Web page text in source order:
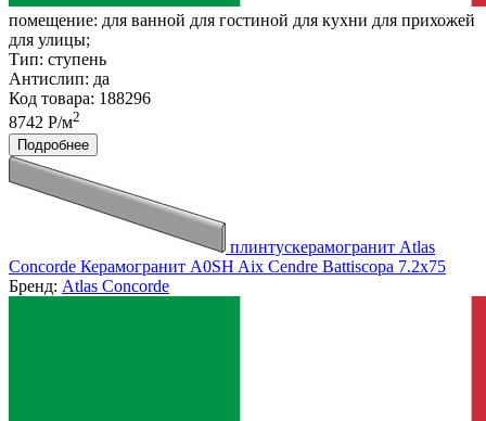
помещение: для ванной для гостиной для кухни для прихожей
для улицы;
Тип: ступень
Антислип: да
Код товара: 188296
8742 Р/м2
Подробнее
плинтускерамогранит Atlas
Concorde Керамогранит A0SH Aix Cendre Battiscopa 7.2x75
Бренд: Atlas Concorde